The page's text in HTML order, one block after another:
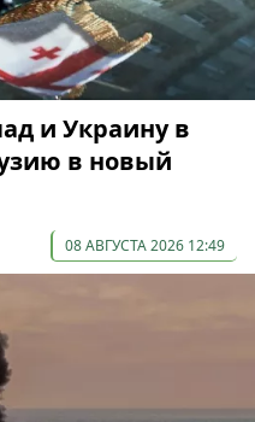
и Украину в
в новый
08 АВГУСТА 2026 12:49